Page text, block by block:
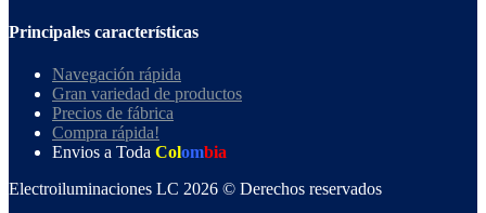
Principales características
Navegación rápida
Gran variedad de productos
Precios de fábrica
Compra rápida!
Envios a Toda Colombia
Electroiluminaciones LC 2026 © Derechos reservados